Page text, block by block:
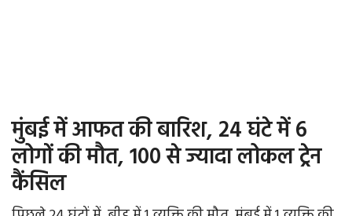
Office Office
Political Gossips
Farm & Food
मुंबई में आफत की बारिश, 24 घंटे में 6
लोगों की मौत, 100 से ज्यादा लोकल ट्रेन
कैंसिल